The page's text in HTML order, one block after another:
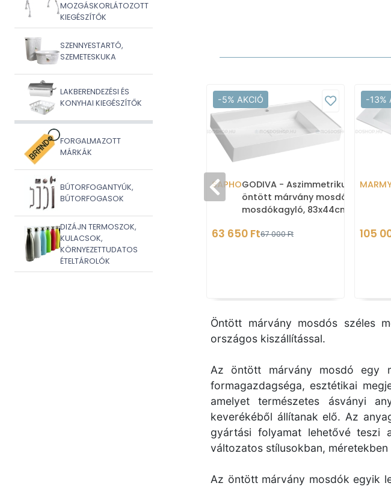
MOZGÁSKORLÁTOZOTT
KIEGÉSZÍTŐK
SZENNYESTARTÓ,
SZEMETESKUKA
LAKBERENDEZÉSI ÉS
KONYHAI KIEGÉSZÍTŐK
FORGALMAZOTT
MÁRKÁK
BÚTORFOGANTYÚK,
BÚTORFOGASOK
DIZÁJN TERMOSZOK,
KULACSOK,
KÖRNYEZETTUDATOS
ÉTELTÁROLÓK
-5% AKCIÓ
SAPHOGODIVA - Aszimmetrikus
öntött márvány mosdó,
mosdókagyló, 83x44cm,
szerelhető
63 650 Ft67 000 Ft
-13%
105
Öntött márvány mosdós széles
országos kiszállítással.
Az öntött márvány mosdó egy
formagazdagséga, esztétikai
amelyet természetes ásványi
keverékéből állítanak elő. Az
gyártási folyamat lehetővé teszi
változatos stílusokban,
Az öntött márvány mosdók egyik